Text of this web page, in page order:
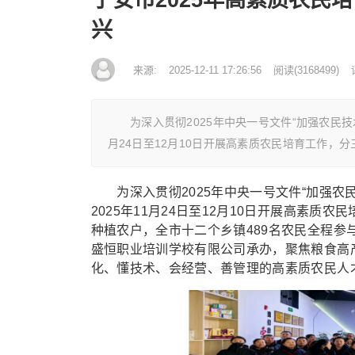
兴
来源: 2025-12-11 17:26:56 阅读(3168499)
为深入贯彻2025年中央一号文件“加强农民技
月24日至12月10日开展高素质农民培育工作，
为深入贯彻2025年中央一号文件“加强农民
2025年11月24日至12月10日开展高素质农
种植农户，全市十二个乡镇489名农民全程参
盛恒职业培训学校有限公司承办，聚焦粮食
化、懂技术、会经营、善管理的高素质农民人